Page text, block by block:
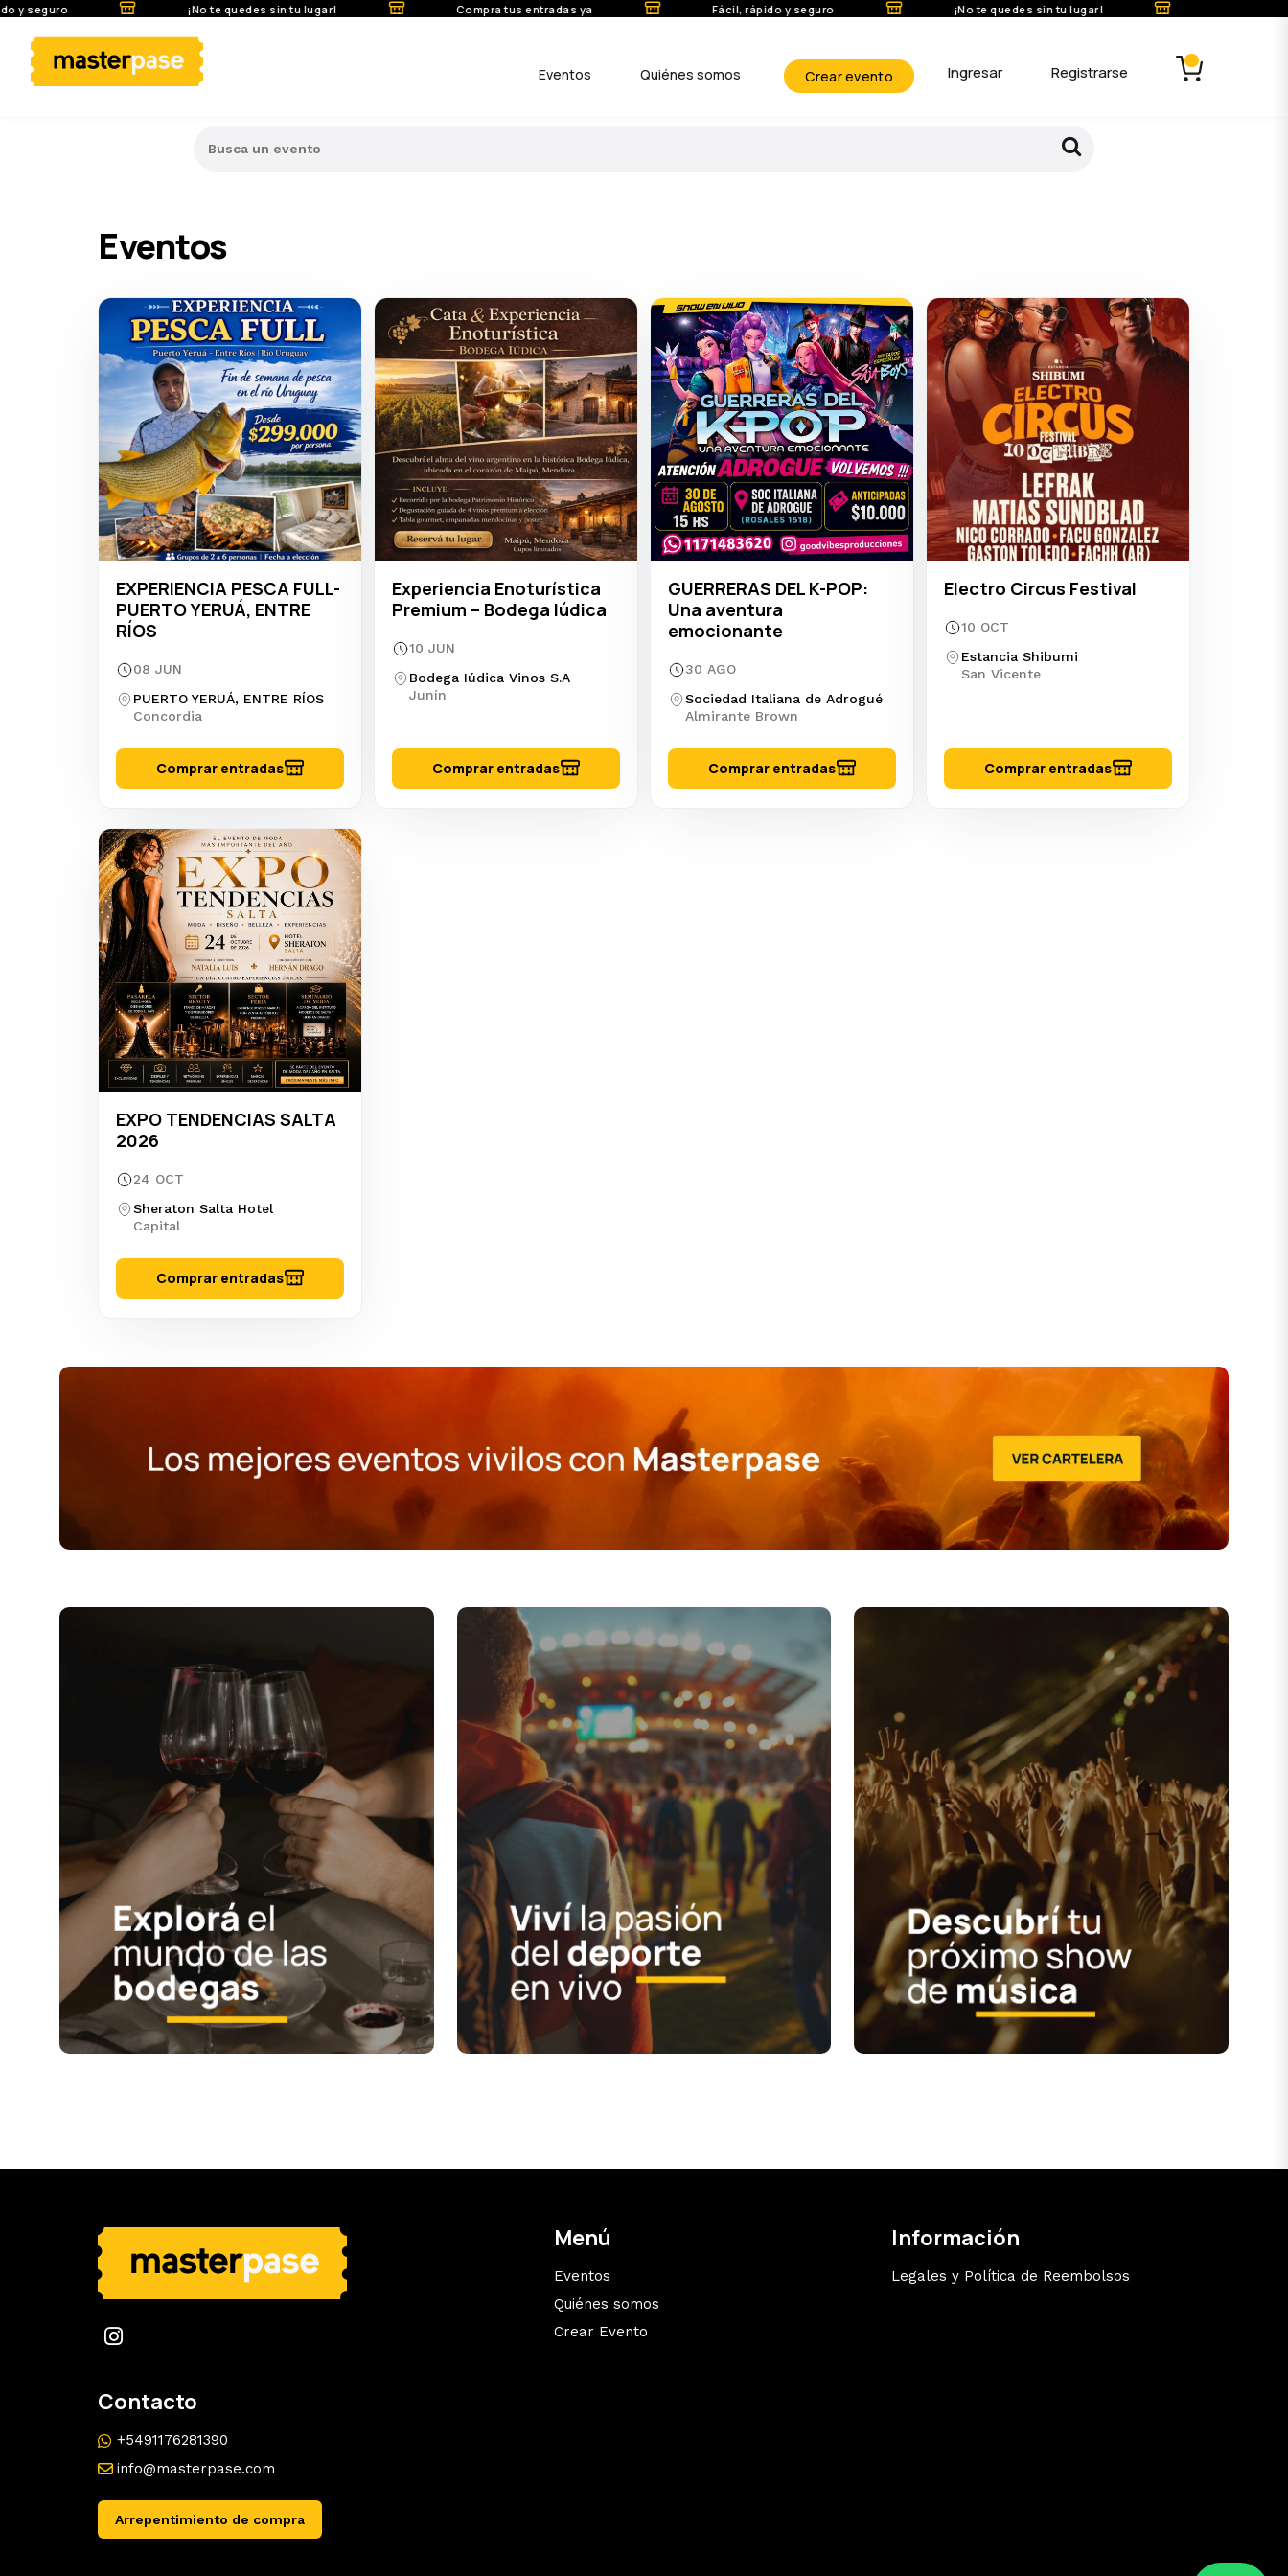
¡No te quedes sin tu lugar! Compra tus entradas ya Fácil, rápido y seguro ¡No te quedes sin tu lugar!
Eventos Quiénes somos Crear evento Ingresar Registrarse
Busca un evento
Eventos
EXPERIENCIA PESCA FULL-
PUERTO YERUÁ, ENTRE
RÍOS
08 JUN
PUERTO YERUÁ, ENTRE RÍOS
Concordia
Comprar entradas
Experiencia Enoturística
Premium – Bodega Iúdica
10 JUN
Bodega Iúdica Vinos S.A
Junín
Comprar entradas
GUERRERAS DEL K-POP:
Una aventura
emocionante
30 AGO
Sociedad Italiana de Adrogué
Almirante Brown
Comprar entradas
Electro Circus Festival
10 OCT
Estancia Shibumi
San Vicente
Comprar entradas
EXPO TENDENCIAS SALTA
2026
24 OCT
Sheraton Salta Hotel
Capital
Comprar entradas
Menú
Eventos
Quiénes somos
Crear Evento
Información
Legales y Política de Reembolsos
Contacto
+5491176281390
info@masterpase.com
Arrepentimiento de compra